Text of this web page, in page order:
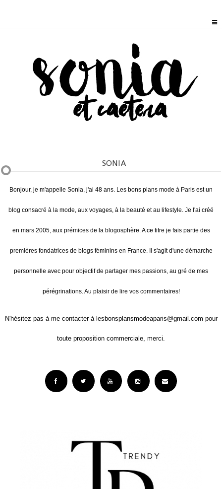
SONIA
Bonjour, je m'appelle Sonia, j'ai 48 ans. Les bons plans mode à Paris est un
blog consacré à la mode, aux voyages, à la beauté et au lifestyle. Je l'ai créé
en mars 2005, aux prémices de la blogosphère. A ce titre je fais partie des
premières fondatrices de blogs féminins en France. Il s'agit d'une démarche
personnelle avec pour objectif de partager mes passions, au gré de mes
pérégrinations. Au plaisir de lire vos commentaires!
N'hésitez pas à me contacter à lesbonsplansmodeaparis@gmail.com pour
toute proposition commerciale, merci.